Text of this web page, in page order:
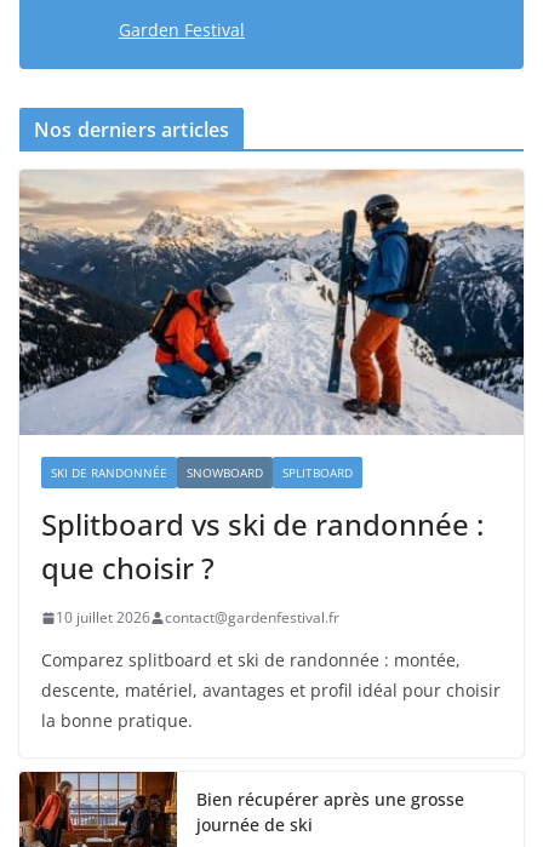
Garden Festival
Nos derniers articles
SKI DE RANDONNÉE SNOWBOARD SPLITBOARD
Splitboard vs ski de randonnée :
que choisir ?
10 juillet 2026 contact@gardenfestival.fr
Comparez splitboard et ski de randonnée : montée,
descente, matériel, avantages et profil idéal pour choisir
la bonne pratique.
Bien récupérer après une grosse
journée de ski